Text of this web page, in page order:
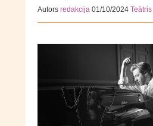
Autors redakcija 01/10/2024 Teātris